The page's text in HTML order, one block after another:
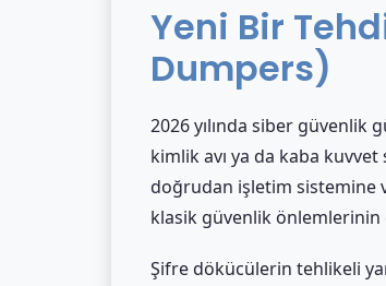
Yeni Bir
Dumpers)
2026 yılında siber güvenlik
kimlik avı ya da kaba kuvvet
doğrudan işletim sistemine
klasik güvenlik
Şifre dökücülerin tehlikeli